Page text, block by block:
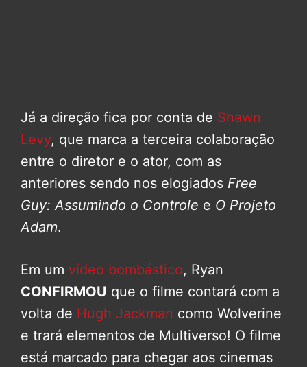
Já a direção fica por conta de Shawn
Levy, que marca a terceira colaboração
entre o diretor e o ator, com as
anteriores sendo nos elogiados Free
Guy: Assumindo o Controle e O Projeto
Adam.
Em um vídeo bombástico, Ryan
CONFIRMOU que o filme contará com a
volta de Hugh Jackman como Wolverine
e trará elementos de Multiverso! O filme
está marcado para chegar aos cinemas